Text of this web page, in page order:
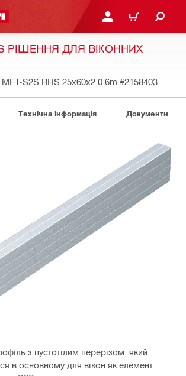
УВІЙТИ АБО
КОШИК
РІШЕННЯ ДЛЯ ВІКОННИХ
S2S RHS 25x60x2,0 6m #2158403
Технічна інформація Документи
з пустотілим перерізом, який
в основному для вікон як елемент